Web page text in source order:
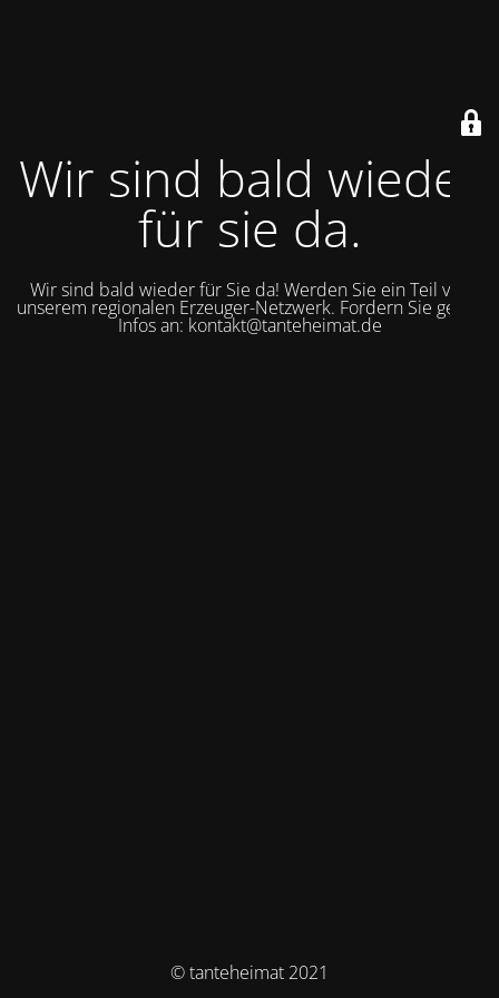
Wir sind bald wieder
für sie da.
Wir sind bald wieder für Sie da! Werden Sie ein Teil von
unserem regionalen Erzeuger-Netzwerk. Fordern Sie gerne
Infos an: kontakt@tanteheimat.de
© tanteheimat 2021